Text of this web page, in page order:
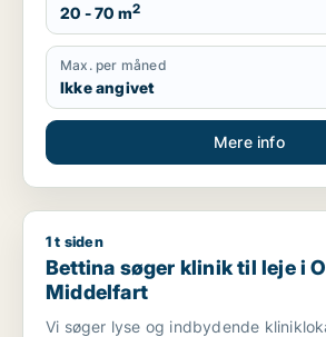
20 - 70 m2
Max. per måned
Ikke angivet
Mere info
Bettina søger klinik til leje i Odense
1 t siden
Bettina søger klinik til leje i
Middelfart
Vi søger lyse og indbydende